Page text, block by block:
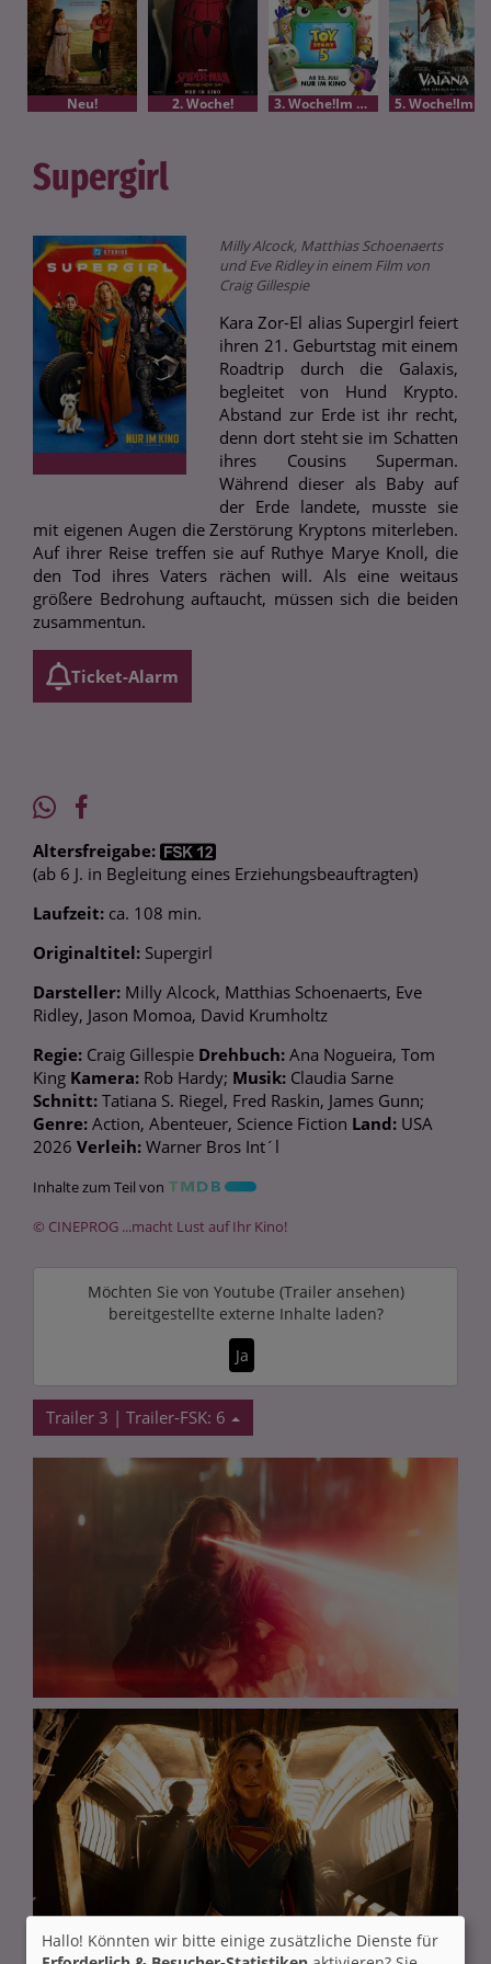
Neu! 2. Woche! 3. Woche!Im Bundesstart
Supergirl
Milly Alcock, Matthias Schoenaerts
und Eve Ridley in einem Film von
Craig Gillespie
Kara Zor-El alias Supergirl feiert
ihren 21. Geburtstag mit einem
Roadtrip durch die Galaxis,
begleitet von Hund Krypto.
Abstand zur Erde ist ihr recht,
denn dort steht sie im Schatten
ihres Cousins Superman.
Während dieser als Baby auf
der Erde landete, musste sie
mit eigenen Augen die Zerstörung Kryptons miterleben.
Auf ihrer Reise treffen sie auf Ruthye Marye Knoll, die
den Tod ihres Vaters rächen will. Als eine weitaus
größere Bedrohung auftaucht, müssen sich die beiden
zusammentun.
Ticket-Alarm
Altersfreigabe:
(ab 6 J. in Begleitung eines Erziehungsbeauftragten)
Laufzeit: ca. 108 min.
Originaltitel: Supergirl
Darsteller: Milly Alcock, Matthias Schoenaerts, Eve
Ridley, Jason Momoa, David Krumholtz
Regie: Craig Gillespie Drehbuch: Ana Nogueira, Tom
King Kamera: Rob Hardy; Musik: Claudia Sarne
Schnitt: Tatiana S. Riegel, Fred Raskin, James Gunn;
Genre: Action, Abenteuer, Science Fiction Land: USA
2026 Verleih: Warner Bros Int´l
Inhalte zum Teil von
© CINEPROG ...macht Lust auf Ihr Kino!
Möchten Sie von Youtube (Trailer ansehen)
bereitgestellte externe Inhalte laden?
Ja
Trailer 3 | Trailer-FSK: 6
Hallo! Könnten wir bitte einige zusätzliche Dienste für